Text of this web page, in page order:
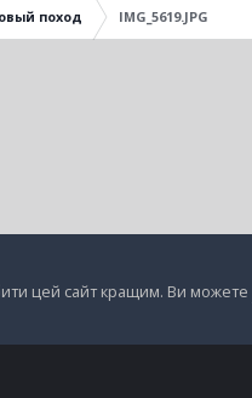
поход IMG_5619.JPG
цей сайт кращим. Ви можете